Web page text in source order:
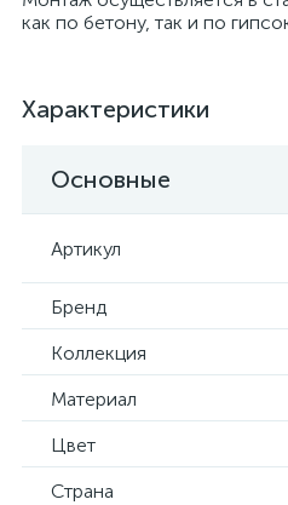
как по бетону, так и по
Характеристики
Основные
Артикул
Бренд
Коллекция
Материал
Цвет
Страна